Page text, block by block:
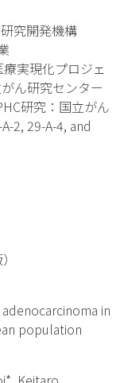
究開発機構
実現化プロジェ
ん研究センター
研究：国立がん
2, 29-A-4, and
in
population